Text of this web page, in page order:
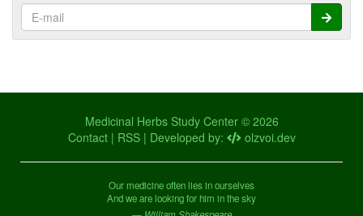
Medicinal Herbs Study Center © 2026
Contact| RSS| Developed by: olzvoi.dev
Our medicine often lies in ourselves
And we are looking for him in the sky